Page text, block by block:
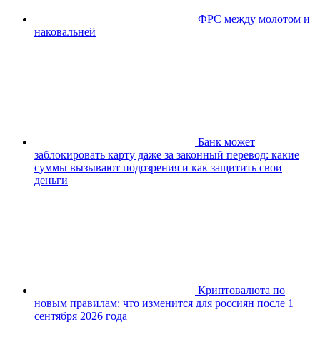
ФРС между молотом и
наковальней
Банк может
заблокировать карту даже за законный перевод: какие
суммы вызывают подозрения и как защитить свои
деньги
Криптовалюта по
новым правилам: что изменится для россиян после 1
сентября 2026 года